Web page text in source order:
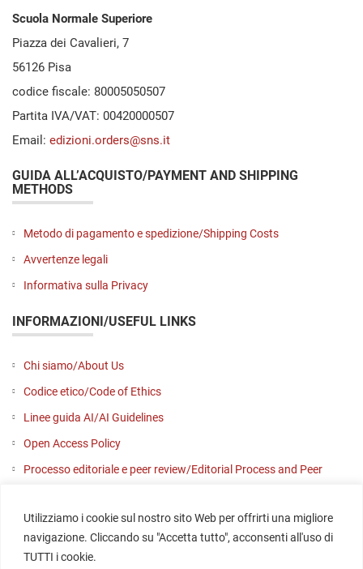
Utilizziamo i cookie sul nostro sito Web per offrirti una migliore
navigazione. Cliccando su "Accetta tutto", acconsenti all'uso di
TUTTI i cookie.
Scuola Normale Superiore
Piazza dei Cavalieri, 7
56126 Pisa
codice fiscale: 80005050507
Partita IVA/VAT: 00420000507
Email: edizioni.orders@sns.it
GUIDA ALL’ACQUISTO/PAYMENT AND SHIPPING
METHODS
Metodo di pagamento e spedizione/Shipping Costs
Avvertenze legali
Informativa sulla Privacy
INFORMAZIONI/USEFUL LINKS
Chi siamo/About Us
Codice etico/Code of Ethics
Linee guida AI/AI Guidelines
Open Access Policy
Processo editoriale e peer review/Editorial Process and Peer
Contattaci/Contact us
SOCIAL